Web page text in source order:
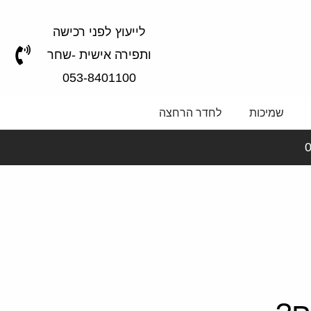
לייעוץ לפני רכישה
ותפירה אישית -שחר
053-8401100
שמיכות לחדר הרחצה